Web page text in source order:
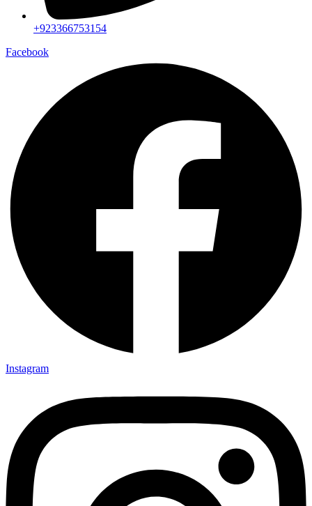
+923366753154
Facebook
Instagram